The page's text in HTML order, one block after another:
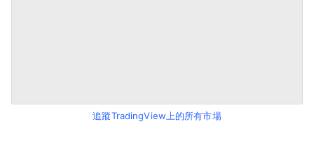
追蹤TradingView上的所有市場